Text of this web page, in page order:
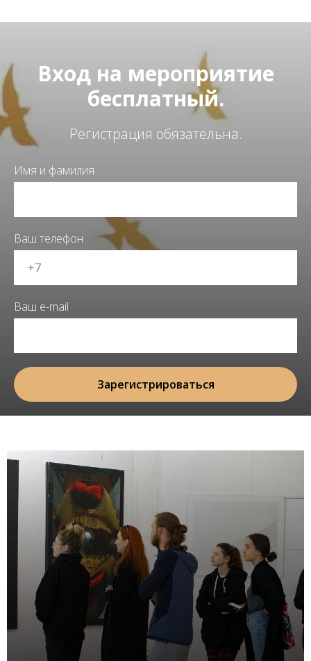
Вход на мероприятие
бесплатный.
Регистрация обязательна.
Имя и фамилия
Ваш телефон
Ваш e-mail
Зарегистрироваться